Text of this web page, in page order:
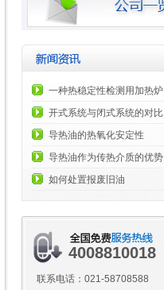
一种热稳定性检测用加热炉
开式系统与闭式系统的对比
导热油的热氧化安定性
导热油作为传热介质的优势
如何处置报废旧油
4008810018
联系电话： 021-58708588